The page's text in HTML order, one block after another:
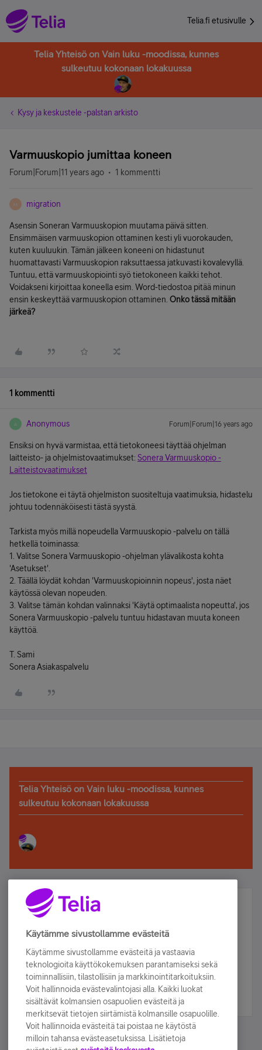
Telia.fi etusivulle
Telia Yhteisö on Vain luku -moodissa, kunnes
sulkeutuu kokonaan lokakuussa
Kysy ja keskustele -palstan arkisto
Varmuuskopio jumittaa koneen
Forum|Forum|11 years ago 1 kommentti
M migration
Asensin Soneran Varmuuskopion muutama päivä sitten.
Ensimmäisen varmuuskopion ottaminen kesti yli vuorokauden,
kuten kuuluukin. Tämän jälkeen koneeni on hidastunut
huomattavasti Varmuuskopion raksuttaessa jatkuvasti kovalevyllä.
Tuntuu, että varmuuskopiointi syö tietokoneen kaikki tehot.
Voidakseni kirjoittaa koneella esim. Word-tiedostoa pitää minun
ensin keskeyttää varmuuskopion ottaminen. Onko tässä mitään
järkeä?
1 kommentti
A Anonymous Forum|Forum|16 years ago
Ensiksi on hyvä varmistaa, että tietokoneesi täyttää ohjelman
laitteisto- ja ohjelmistovaatimukset: Sonera Varmuuskopio -
Laitteistovaatimukset
Jos tietokone ei täytä ohjelmiston suositeltuja vaatimuksia, hidastelu
johtuu todennäköisesti tästä syystä.
Tarkista myös millä nopeudella Varmuuskopio -palvelu on tällä
hetkellä toiminassa:
1. Valitse Sonera Varmuuskopio -ohjelman ylävalikosta kohta
'Asetukset'.
2. Täällä löydät kohdan 'Varmuuskopioinnin nopeus', josta näet
käytössä olevan nopeuden.
3. Valitse tämän kohdan valinnaksi 'Käytä optimaalista nopeutta', jos
Sonera Varmuuskopio -palvelu tuntuu hidastavan muuta koneen
käyttöä.
T. Sami
Sonera Asiakaspalvelu
Telia Yhteisö on Vain luku -moodissa, kunnes
sulkeutuu kokonaan lokakuussa
Älä jää paitsi – osallistu ja voita!
Tilaa Telian uutiskirje ja olet mukana arvonnassa.
sähköpostiisi.
Tilaa nyt
Käytämme sivustollamme evästeitä
Käytämme sivustollamme evästeitä ja vastaavia
teknologioita käyttökokemuksen parantamiseksi sekä
toiminnallisiin, tilastollisiin ja markkinointitarkoituksiin.
Voit hallinnoida evästevalintojasi alla. Kaikki luokat
sisältävät kolmansien osapuolien evästeitä ja
merkitsevät tietojen siirtämistä kolmansille osapuolille.
Voit hallinnoida evästeitä tai poistaa ne käytöstä
milloin tahansa evästeasetuksissa. Lisätietoja